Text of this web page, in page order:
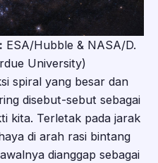
ESA/Hubble & NASA/D.
University)
spiral yang besar dan
disebut-sebut sebagai
kita. Terletak pada jarak
di arah rasi bintang
dianggap sebagai